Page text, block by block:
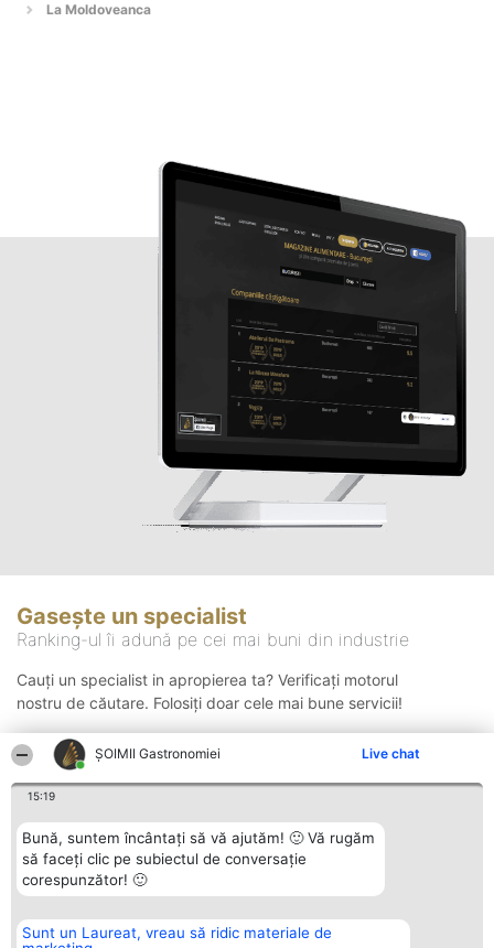
ȘOIMII Gastronomiei Live chat
15:19
Bună, suntem încântați să vă ajutăm! 🙂 Vă rugăm
să faceți clic pe subiectul de conversație
corespunzător! 🙂
Sunt un Laureat, vreau să ridic materiale de
La Moldoveanca
Gasește un specialist
Ranking-ul îi adună pe cei mai buni din industrie
Cauți un specialist in apropierea ta? Verificați motorul
nostru de căutare. Folosiți doar cele mai bune servicii!
Organizator Ranking Plebiscyt Contact